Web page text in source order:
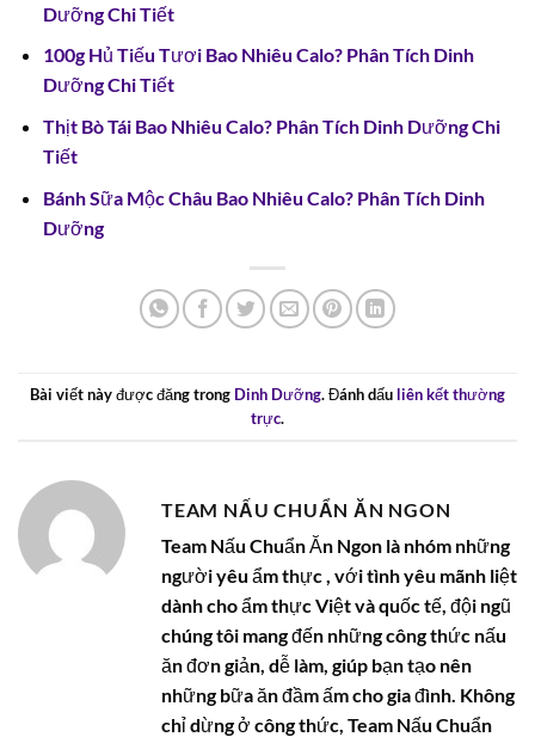
Dưỡng Chi Tiết
100g Hủ Tiếu Tươi Bao Nhiêu Calo? Phân Tích Dinh
Dưỡng Chi Tiết
Thịt Bò Tái Bao Nhiêu Calo? Phân Tích Dinh Dưỡng Chi
Tiết
Bánh Sữa Mộc Châu Bao Nhiêu Calo? Phân Tích Dinh
Dưỡng
Bài viết này được đăng trong Dinh Dưỡng. Đánh dấu liên kết thường
trực.
TEAM NẤU CHUẨN ĂN NGON
Team Nấu Chuẩn Ăn Ngon là nhóm những
người yêu ẩm thực , với tình yêu mãnh liệt
dành cho ẩm thực Việt và quốc tế, đội ngũ
chúng tôi mang đến những công thức nấu
ăn đơn giản, dễ làm, giúp bạn tạo nên
những bữa ăn đầm ấm cho gia đình. Không
chỉ dừng ở công thức, Team Nấu Chuẩn